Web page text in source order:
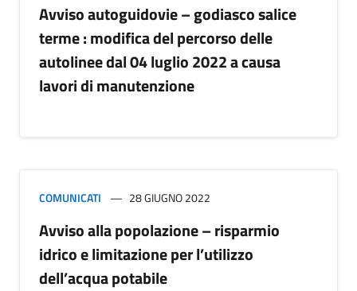
Avviso autoguidovie – godiasco salice
terme : modifica del percorso delle
autolinee dal 04 luglio 2022 a causa
lavori di manutenzione
COMUNICATI 28 GIUGNO 2022
Avviso alla popolazione – risparmio
idrico e limitazione per l’utilizzo
dell’acqua potabile